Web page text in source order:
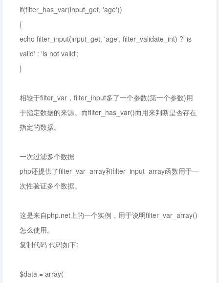
if(filter_has_var(input_get, 'age'))
{
echo filter_input(input_get, 'age', filter_validate_int) ? 'is
valid' : 'is not valid';
}
相较于filter_var，filter_input多了一个参数(第一个参数)用
于指定数据的来源。而filter_has_var()而用来判断是否存在
指定的数据。
一次过滤多个数据
php还提供了filter_var_array和filter_input_array函数用于一
次性验证多个数据。
这是来自php.net上的一个实例，用于说明filter_var_array()
怎么使用。
复制代码 代码如下:
$data = array(